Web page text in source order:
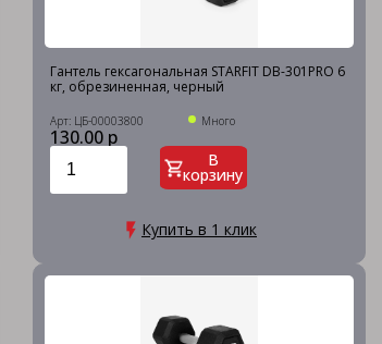
Гантель гексагональная STARFIT DB-301PRO 6
кг, обрезиненная, черный
Арт: ЦБ-00003800 Много
130.00 р
В
корзину
Купить в 1 клик